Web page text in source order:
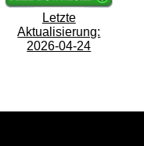
Letzte
Aktualisierung:
2026-04-24